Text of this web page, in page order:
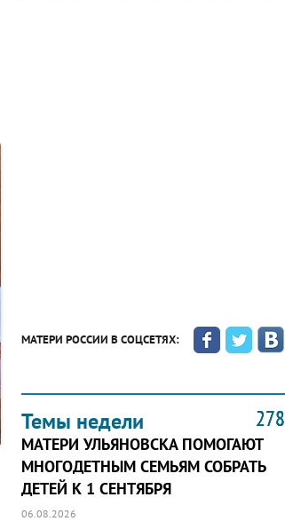
МАТЕРИ РОССИИ В СОЦСЕТЯХ:
Темы недели 278
МАТЕРИ УЛЬЯНОВСКА ПОМОГАЮТ
МНОГОДЕТНЫМ СЕМЬЯМ СОБРАТЬ
ДЕТЕЙ К 1 СЕНТЯБРЯ
06.08.2026
278
278